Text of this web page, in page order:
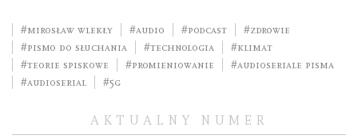
#Mirosław Wlekły #audio #podcast
#zdrowie
#pismo do słuchania
#technologia
#klimat
#teorie spiskowe
#promieniowanie
#Audioseriale Pisma
#Audioserial
#5G
AKTUALNY NUMER